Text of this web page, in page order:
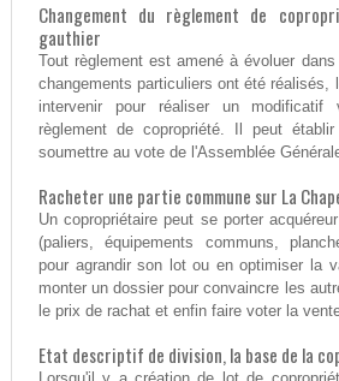
Changement du règlement de
gauthier
Tout règlement est amené à évoluer
changements particuliers ont été réalisés,
intervenir pour réaliser un
règlement de copropriété. Il peut
soumettre au vote de l'Assemblée
Racheter une partie commune sur La
Un copropriétaire peut se porter
(paliers, équipements communs,
pour agrandir son lot ou en optimiser la
monter un dossier pour convaincre les
le prix de rachat et enfin faire voter la
Etat descriptif de division, la base de la